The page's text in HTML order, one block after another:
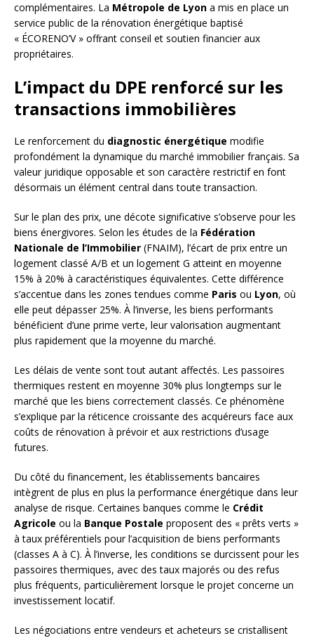
complémentaires. La Métropole de Lyon a mis en place un
service public de la rénovation énergétique baptisé
« ÉCORENO’V » offrant conseil et soutien financier aux
propriétaires.
L’impact du DPE renforcé sur les
transactions immobilières
Le renforcement du diagnostic énergétique modifie
profondément la dynamique du marché immobilier français. Sa
valeur juridique opposable et son caractère restrictif en font
désormais un élément central dans toute transaction.
Sur le plan des prix, une décote significative s’observe pour les
biens énergivores. Selon les études de la Fédération
Nationale de l’Immobilier (FNAIM), l’écart de prix entre un
logement classé A/B et un logement G atteint en moyenne
15% à 20% à caractéristiques équivalentes. Cette différence
s’accentue dans les zones tendues comme Paris ou Lyon, où
elle peut dépasser 25%. À l’inverse, les biens performants
bénéficient d’une prime verte, leur valorisation augmentant
plus rapidement que la moyenne du marché.
Les délais de vente sont tout autant affectés. Les passoires
thermiques restent en moyenne 30% plus longtemps sur le
marché que les biens correctement classés. Ce phénomène
s’explique par la réticence croissante des acquéreurs face aux
coûts de rénovation à prévoir et aux restrictions d’usage
futures.
Du côté du financement, les établissements bancaires
intègrent de plus en plus la performance énergétique dans leur
analyse de risque. Certaines banques comme le Crédit
Agricole ou la Banque Postale proposent des « prêts verts »
à taux préférentiels pour l’acquisition de biens performants
(classes A à C). À l’inverse, les conditions se durcissent pour les
passoires thermiques, avec des taux majorés ou des refus
plus fréquents, particulièrement lorsque le projet concerne un
investissement locatif.
Les négociations entre vendeurs et acheteurs se cristallisent